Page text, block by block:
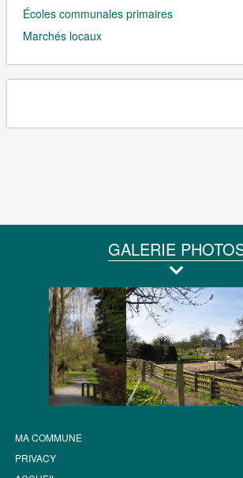
Écoles communales primaires
Marchés locaux
GALERIE
MA COMMUNE
PRIVACY